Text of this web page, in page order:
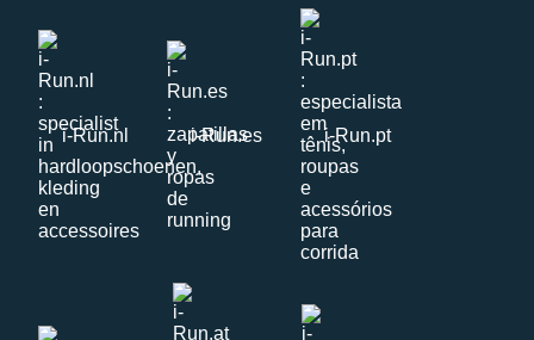
i-Run.nl i-Run.es i-Run.pt